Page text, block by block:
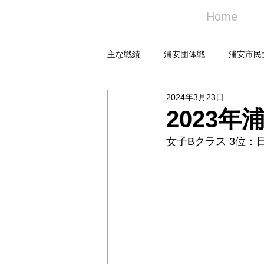
Home
主な戦績 浦安団体戦 浦安市民
2023年
2024年3月23日
女子Bクラス 3位：